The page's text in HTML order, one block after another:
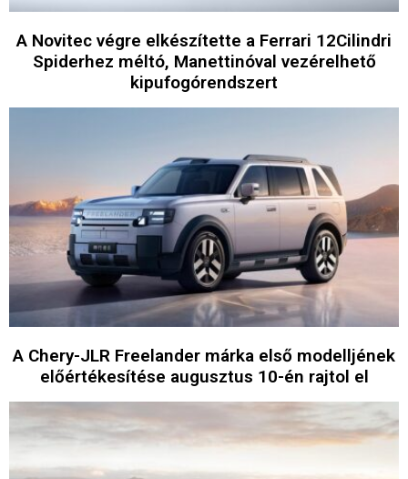
A Novitec végre elkészítette a Ferrari 12Cilindri
Spiderhez méltó, Manettinóval vezérelhető
kipufogórendszert
A Chery-JLR Freelander márka első modelljének
előértékesítése augusztus 10-én rajtol el